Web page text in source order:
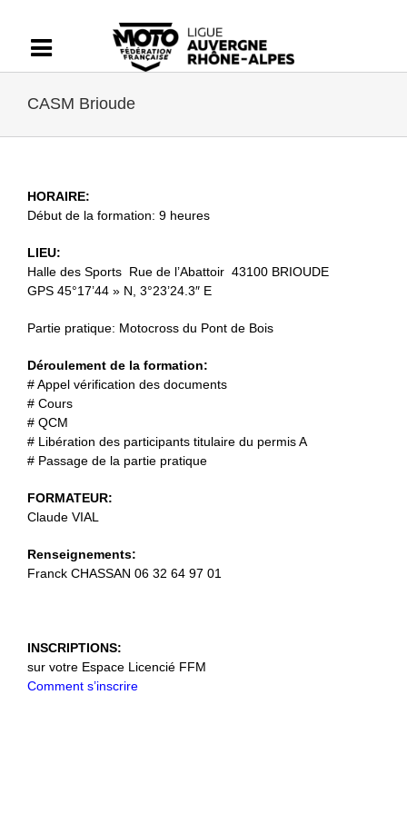
contenu
CASM Brioude
HORAIRE:
Début de la formation: 9 heures
LIEU:
Halle des Sports Rue de l’Abattoir 43100 BRIOUDE
GPS 45°17’44 » N, 3°23’24.3″ E
Partie pratique: Motocross du Pont de Bois
Déroulement de la formation:
# Appel vérification des documents
# Cours
# QCM
# Libération des participants titulaire du permis A
# Passage de la partie pratique
FORMATEUR:
Claude VIAL
Renseignements:
Franck CHASSAN 06 32 64 97 01
INSCRIPTIONS:
sur votre Espace Licencié FFM
Comment s’inscrire